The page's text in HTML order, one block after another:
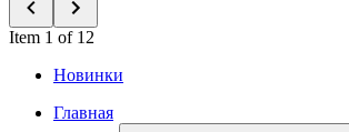
Item 1 of 12
Новинки
Главная